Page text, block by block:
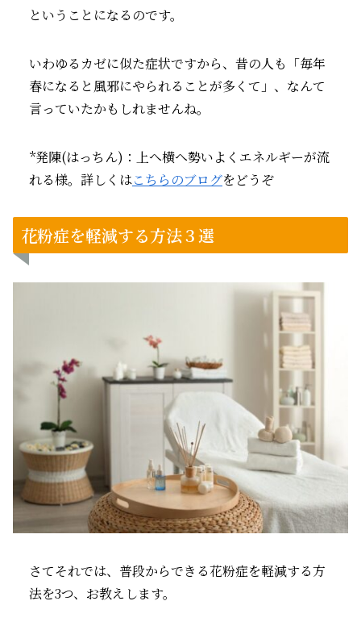
ということになるのです。
いわゆるカゼに似た症状ですから、昔の人も「毎年
春になると風邪にやられることが多くて」、なんて
言っていたかもしれませんね。
*発陳(はっちん)：上へ横へ勢いよくエネルギーが流
れる様。詳しくはこちらのブログをどうぞ
花粉症を軽減する方法３選
さてそれでは、普段からできる花粉症を軽減する方
法を3つ、お教えします。